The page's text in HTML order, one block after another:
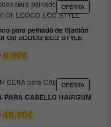
era:
12.30€.
es:
6.15€.
OFERTA
EN
para peinado de fijación
Oil ECOCO ECO STYLE
El
precio
era:
9.80€.
8.90€El
precio
es:
8.90€.
OFERTA
EN
PARA CABELLO HAIRGUM
El
precio
49.00€El
precio